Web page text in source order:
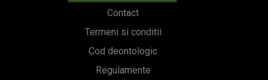
Contact
Termeni si conditii
Cod deontologic
Regulamente